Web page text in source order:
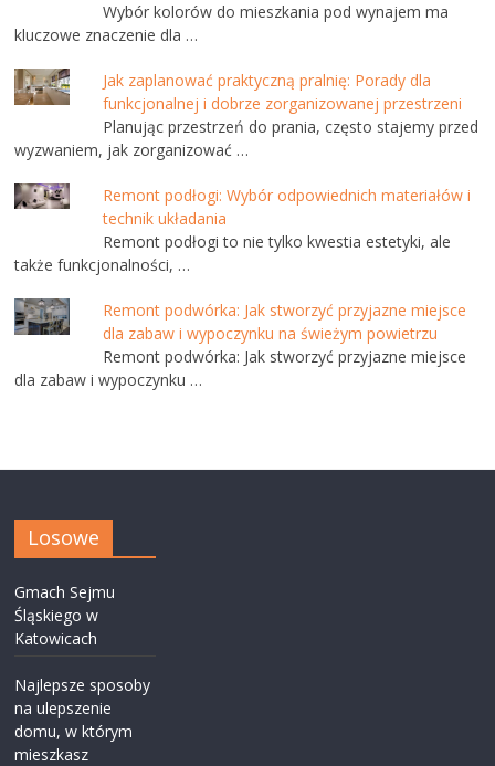
Wybór kolorów do mieszkania pod wynajem ma
kluczowe znaczenie dla …
Jak zaplanować praktyczną pralnię: Porady dla
funkcjonalnej i dobrze zorganizowanej przestrzeni
Planując przestrzeń do prania, często stajemy przed
wyzwaniem, jak zorganizować …
Remont podłogi: Wybór odpowiednich materiałów i
technik układania
Remont podłogi to nie tylko kwestia estetyki, ale
także funkcjonalności, …
Remont podwórka: Jak stworzyć przyjazne miejsce
dla zabaw i wypoczynku na świeżym powietrzu
Remont podwórka: Jak stworzyć przyjazne miejsce
dla zabaw i wypoczynku …
Losowe
Gmach Sejmu
Śląskiego w
Katowicach
Najlepsze sposoby
na ulepszenie
domu, w którym
mieszkasz